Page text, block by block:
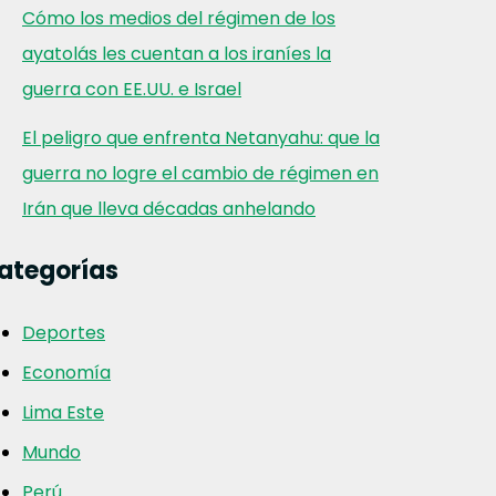
Cómo los medios del régimen de los
ayatolás les cuentan a los iraníes la
guerra con EE.UU. e Israel
El peligro que enfrenta Netanyahu: que la
guerra no logre el cambio de régimen en
Irán que lleva décadas anhelando
Deportes
Economía
Lima Este
Mundo